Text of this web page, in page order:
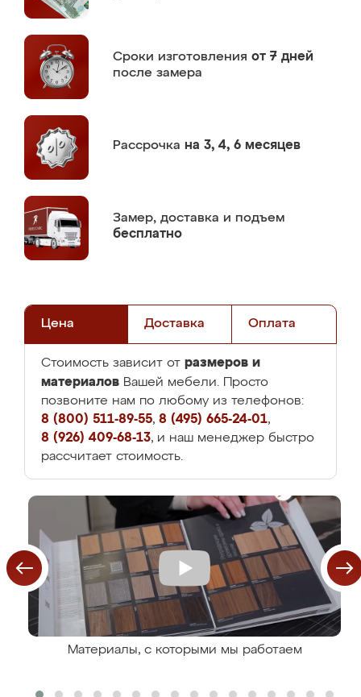
Сроки изготовления от 7 дней
после замера
Рассрочка на 3, 4, 6 месяцев
Замер, доставка и подъем
бесплатно
Цена Доставка Оплата
Стоимость зависит от размеров и
материалов Вашей мебели. Просто
позвоните нам по любому из телефонов:
8 (800) 511-89-55, 8 (495) 665-24-01,
8 (926) 409-68-13, и наш менеджер быстро
рассчитает стоимость.
Материалы, с которыми мы работаем